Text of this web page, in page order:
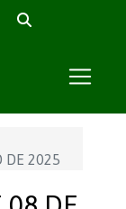
DE 2025